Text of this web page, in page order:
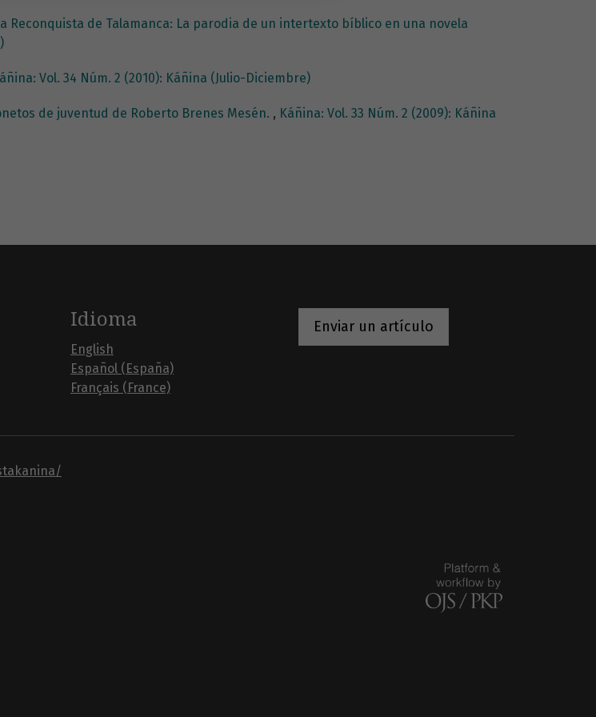
Reconquista de Talamanca: La parodia de un intertexto bíblico en una novela
Vol. 34 Núm. 2 (2010): Káñina (Julio-Diciembre)
de juventud de Roberto Brenes Mesén. , Káñina: Vol. 33 Núm. 2 (2009): Káñina
Idioma
English
Español (España)
Français (France)
Enviar un artículo